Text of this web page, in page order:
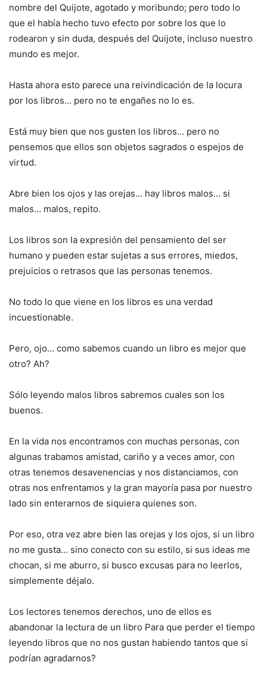
nombre del Quijote, agotado y moribundo; pero todo lo
que el había hecho tuvo efecto por sobre los que lo
rodearon y sin duda, después del Quijote, incluso nuestro
mundo es mejor.
Hasta ahora esto parece una reivindicación de la locura
por los libros… pero no te engañes no lo es.
Está muy bien que nos gusten los libros… pero no
pensemos que ellos son objetos sagrados o espejos de
virtud.
Abre bien los ojos y las orejas… hay libros malos… si
malos… malos, repito.
Los libros son la expresión del pensamiento del ser
humano y pueden estar sujetas a sus errores, miedos,
prejuicios o retrasos que las personas tenemos.
No todo lo que viene en los libros es una verdad
incuestionable.
Pero, ojo… como sabemos cuando un libro es mejor que
otro? Ah?
Sólo leyendo malos libros sabremos cuales son los
buenos.
En la vida nos encontramos con muchas personas, con
algunas trabamos amistad, cariño y a veces amor, con
otras tenemos desavenencias y nos distanciamos, con
otras nos enfrentamos y la gran mayoría pasa por nuestro
lado sin enterarnos de siquiera quienes son.
Por eso, otra vez abre bien las orejas y los ojos, si un libro
no me gusta… sino conecto con su estilo, si sus ideas me
chocan, si me aburro, si busco excusas para no leerlos,
simplemente déjalo.
Los lectores tenemos derechos, uno de ellos es
abandonar la lectura de un libro Para que perder el tiempo
leyendo libros que no nos gustan habiendo tantos que si
podrían agradarnos?